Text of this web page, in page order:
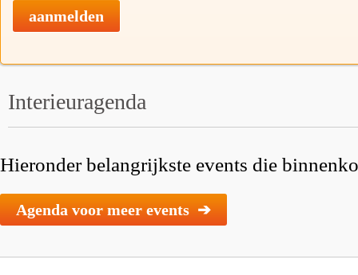
aanmelden
Interieuragenda
Hieronder belangrijkste events die
Agenda voor meer events ➔